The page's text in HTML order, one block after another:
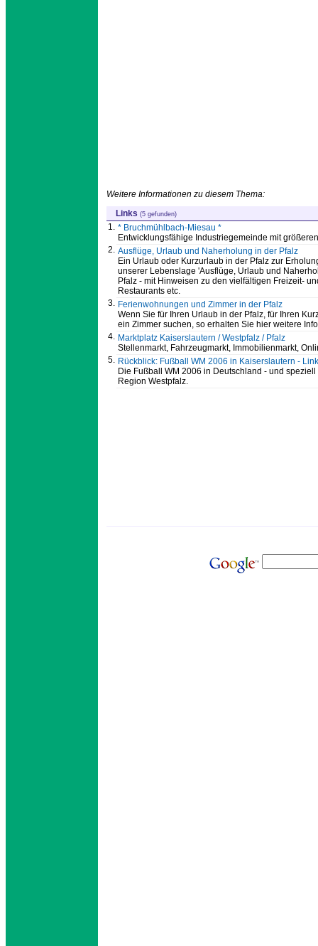
Weitere Informationen zu diesem Thema:
Links (5 gefunden)
1. * Bruchmühlbach-Miesau *
Entwicklungsfähige Industriegemeinde mit
2. Ausflüge, Urlaub und Naherholung in der Pfalz
Ein Urlaub oder Kurzurlaub in der Pfalz zur
unserer Lebenslage 'Ausflüge, Urlaub und
Pfalz - mit Hinweisen zu den vielfältigen Freizeit-
Restaurants etc.
3. Ferienwohnungen und Zimmer in der Pfalz
Wenn Sie für Ihren Urlaub in der Pfalz, für Ihren
ein Zimmer suchen, so erhalten Sie hier weitere
4. Marktplatz Kaiserslautern / Westpfalz / Pfalz
Stellenmarkt, Fahrzeugmarkt, Immobilienmarkt,
5. Rückblick: Fußball WM 2006 in Kaiserslautern -
Die Fußball WM 2006 in Deutschland - und
Region Westpfalz.